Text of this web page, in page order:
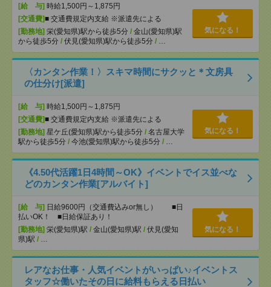
[給 与] 時給1,500円～1,875円
[交通費]■ 交通費規定内支給 ※派遣先による
[勤務地] 栄(愛知県)駅から徒歩5分 / 金山(愛知県)駅
から徒歩5分 / 伏見(愛知県)駅から徒歩5分 / …
気になる！
〈カンタン作業！〉スキマ時間にサクッと＊文房具
の仕分け[派遣]
[給 与] 時給1,500円～1,875円
[交通費]■ 交通費規定内支給 ※派遣先による
[勤務地] 星ケ丘(愛知県)駅から徒歩5分 / 名古屋大学
駅から徒歩5分 / 今池(愛知県)駅から徒歩5分 / …
気になる！
《4.50代活躍1日4時間～OK》イベントでイス並べな
どのカンタン作業[アルバイト]
[給 与] 日給9600円（交通費込みor無し） ■日
払いOK！ ■日給保証あり！
[勤務地] 栄(愛知県)駅 / 金山(愛知県)駅 / 伏見(愛知
県)駅 / …
気になる！
レアなお仕事・人気イベントがいっぱい♪イベントス
タッフ☆働いたその日に給料もらえる日払い